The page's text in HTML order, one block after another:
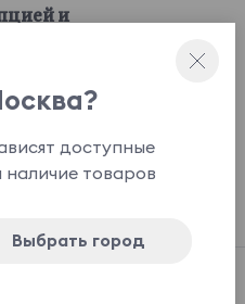
и
доступные
товаров
Выбрать город